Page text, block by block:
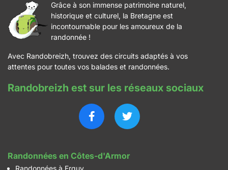
Grâce à son immense patrimoine naturel,
historique et culturel, la Bretagne est
incontournable pour les amoureux de la
randonnée !
Avec Randobreizh, trouvez des circuits adaptés à vos
attentes pour toutes vos balades et randonnées.
Randobreizh est sur les réseaux sociaux
Randonnées en Côtes-d'Armor
Randonnées à Erquy